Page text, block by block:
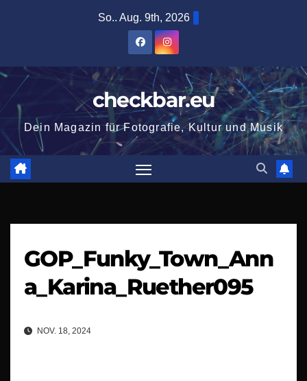
So.. Aug. 9th, 2026
checkbar.eu
Dein Magazin für Fotografie, Kultur und Musik
GOP_Funky_Town_Ann
a_Karina_Ruether095
NOV. 18, 2024